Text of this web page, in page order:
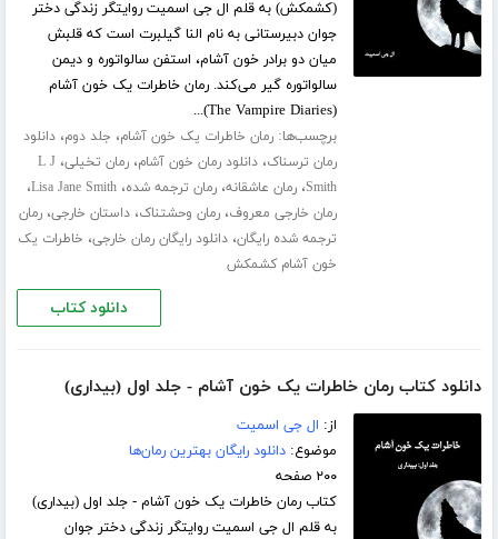
(کشمکش) به قلم ال جی اسمیت روایتگر زندگی دختر
جوان دبیرستانی به نام النا گیلبرت است که قلبش
میان دو برادر خون آشام، استفن سالواتوره و دیمن
سالواتوره گیر می‌کند. رمان خاطرات یک خون آشام
(The Vampire Diaries)...
برچسب‌ها:رمان خاطرات یک خون آشام، جلد دوم،دانلود
رمان ترسناک،دانلود رمان خون آشام،رمان تخیلی، L J
Smith،رمان عاشقانه،رمان ترجمه شده،Lisa Jane Smith،
رمان خارجی معروف،رمان وحشتناک،داستان خارجی،رمان
ترجمه شده رایگان،دانلود رایگان رمان خارجی، خاطرات یک
خون آشام کشمکش
دانلود کتاب
دانلود کتاب رمان خاطرات یک خون آشام - جلد اول (بیداری)
از: ال جی اسمیت
موضوع:دانلود رایگان بهترین رمان‌ها
۲۰۰ صفحه
کتاب رمان خاطرات یک خون آشام - جلد اول (بیداری)
به قلم ال جی اسمیت روایتگر زندگی دختر جوان